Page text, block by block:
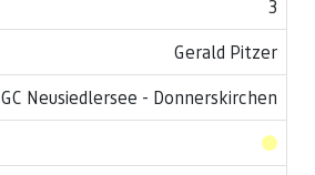
3
Gerald Pitzer
GC Neusiedlersee - Donnerskirchen